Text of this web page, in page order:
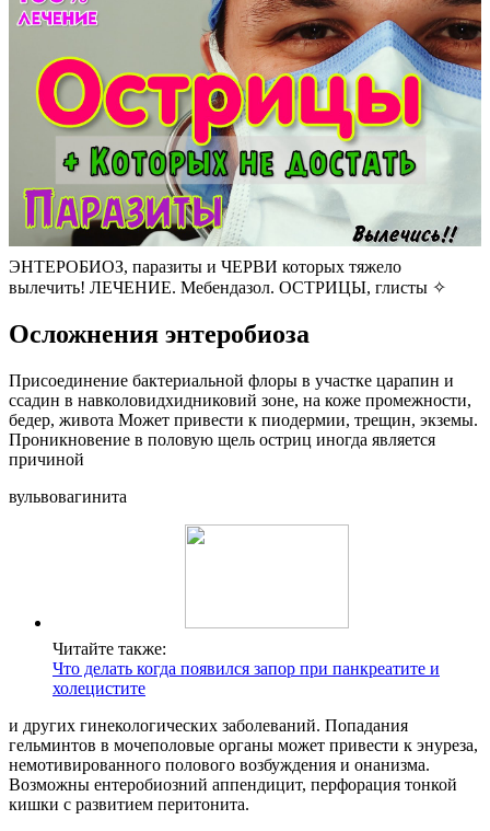
ЭНТЕРОБИОЗ, паразиты и ЧЕРВИ которых тяжело
вылечить! ЛЕЧЕНИЕ. Мебендазол. ОСТРИЦЫ, глисты ✧
Осложнения энтеробиоза
Присоединение бактериальной флоры в участке царапин и
ссадин в навколовидхидниковий зоне, на коже промежности,
бедер, живота Может привести к пиодермии, трещин, экземы.
Проникновение в половую щель остриц иногда является
причиной
вульвовагинита
Читайте также:
Что делать когда появился запор при панкреатите и
холецистите
и других гинекологических заболеваний. Попадания
гельминтов в мочеполовые органы может привести к энуреза,
немотивированного полового возбуждения и онанизма.
Возможны ентеробиозний аппендицит, перфорация тонкой
кишки с развитием перитонита.